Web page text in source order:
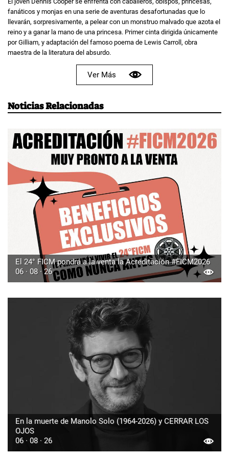
fanáticos y monjas en una serie de aventuras desafortunadas que lo
llevarán, sorpresivamente, a pelear con un monstruo malvado que azota el
reino y a ganar la mano de una princesa. Primer cinta dirigida únicamente
por Gilliam, y adaptación del famoso poema de Lewis Carroll, obra
maestra de la literatura del absurdo.
Ver Más
Noticias Relacionadas
El 24° FICM pondrá a la venta la Acreditación #FICM2026
06 · 08 · 26
En la muerte de Manolo Solo (1964-2026) y CERRAR LOS
OJOS
06 · 08 · 26